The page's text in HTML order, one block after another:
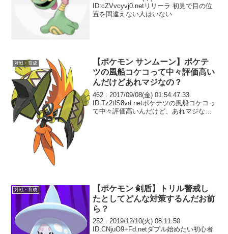
ID:cZVvcyvj0.netリリーラ 初見で目の位
置を間違えない人はいない
対戦・育成
【ポケモン サンムーン】ポケテ
ツの風船コケコって中々評価高い
んだけどあれマジなの？
462 : 2017/09/08(金) 01:54:47.33
ID:Tz2tlS8vd.netポケテツの風船コケコっ
て中々評価高いんだけど、あれマジな
対戦・育成
【ポケモン 剣盾】トリル警戒し
たとしてどんな対策するんだお前
ら？
252 : 2019/12/10(火) 08:11:50
ID:CNjuO9+Fd.netダブル始めたい初心者